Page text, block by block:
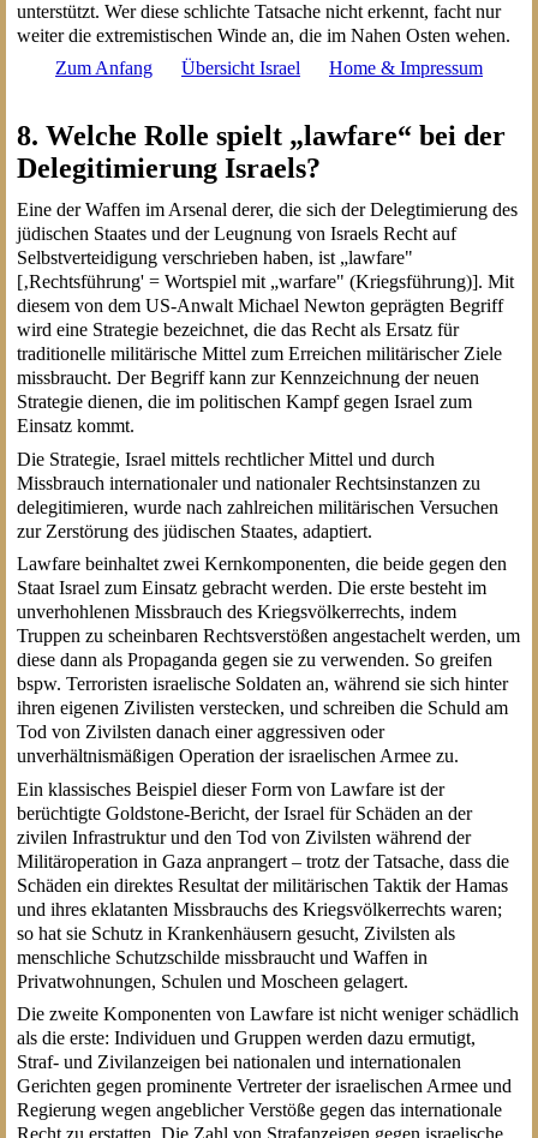
unterstützt. Wer diese schlichte Tatsache nicht erkennt, facht nur
weiter die extremistischen Winde an, die im Nahen Osten wehen.
Zum Anfang
Übersicht Israel Home & Impressum
8. Welche Rolle spielt „lawfare“ bei der
Delegitimierung Israels?
Eine der Waffen im Arsenal derer, die sich der Delegtimierung des
jüdischen Staates und der Leugnung von Israels Recht auf
Selbstverteidigung verschrieben haben, ist „lawfare"
[‚Rechtsführung' = Wortspiel mit „warfare" (Kriegsführung)]. Mit
diesem von dem US-Anwalt Michael Newton geprägten Begriff
wird eine Strategie bezeichnet, die das Recht als Ersatz für
traditionelle militärische Mittel zum Erreichen militärischer Ziele
missbraucht. Der Begriff kann zur Kennzeichnung der neuen
Strategie dienen, die im politischen Kampf gegen Israel zum
Einsatz kommt.
Die Strategie, Israel mittels rechtlicher Mittel und durch
Missbrauch internationaler und nationaler Rechtsinstanzen zu
delegitimieren, wurde nach zahlreichen militärischen Versuchen
zur Zerstörung des jüdischen Staates, adaptiert.
Lawfare beinhaltet zwei Kernkomponenten, die beide gegen den
Staat Israel zum Einsatz gebracht werden. Die erste besteht im
unverhohlenen Missbrauch des Kriegsvölkerrechts, indem
Truppen zu scheinbaren Rechtsverstößen angestachelt werden, um
diese dann als Propaganda gegen sie zu verwenden. So greifen
bspw. Terroristen israelische Soldaten an, während sie sich hinter
ihren eigenen Zivilisten verstecken, und schreiben die Schuld am
Tod von Zivilsten danach einer aggressiven oder
unverhältnismäßigen Operation der israelischen Armee zu.
Ein klassisches Beispiel dieser Form von Lawfare ist der
berüchtigte Goldstone-Bericht, der Israel für Schäden an der
zivilen Infrastruktur und den Tod von Zivilsten während der
Militäroperation in Gaza anprangert – trotz der Tatsache, dass die
Schäden ein direktes Resultat der militärischen Taktik der Hamas
und ihres eklatanten Missbrauchs des Kriegsvölkerrechts waren;
so hat sie Schutz in Krankenhäusern gesucht, Zivilsten als
menschliche Schutzschilde missbraucht und Waffen in
Privatwohnungen, Schulen und Moscheen gelagert.
Die zweite Komponenten von Lawfare ist nicht weniger schädlich
als die erste: Individuen und Gruppen werden dazu ermutigt,
Straf- und Zivilanzeigen bei nationalen und internationalen
Gerichten gegen prominente Vertreter der israelischen Armee und
Regierung wegen angeblicher Verstöße gegen das internationale
Recht zu erstatten. Die Zahl von Strafanzeigen gegen israelische